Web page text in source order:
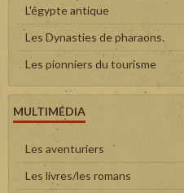
L'égypte antique
Les Dynasties de pharaons.
Les pionniers du tourisme
MULTIMÉDIA
Les aventuriers
Les livres/les romans